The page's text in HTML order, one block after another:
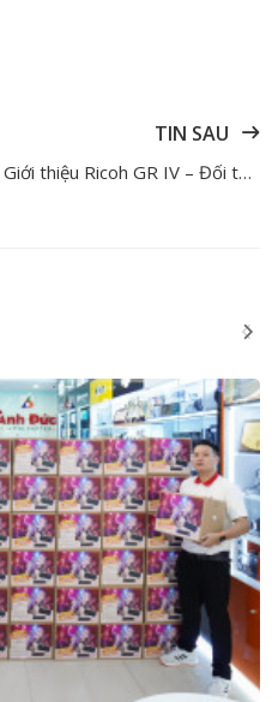
TIN SAU
Giới thiệu Ricoh GR IV – Đối thủ mới của Fujifilm X100VI trong phân khúc máy ảnh compact đường phố